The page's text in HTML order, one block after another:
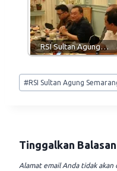
RSI Sultan Agung…
Post
Tags:
#RSI Sultan Agung
Tinggalkan Balasan
Alamat email Anda tidak akan